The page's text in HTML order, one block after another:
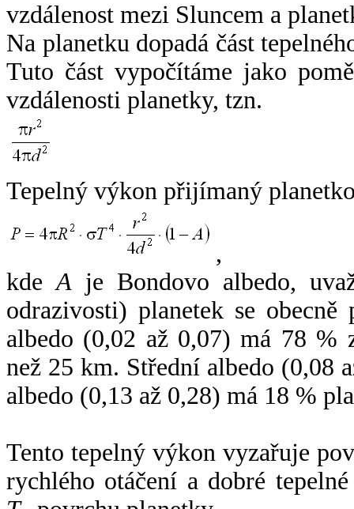
vzdálenost mezi Sluncem a
Na planetku dopadá část
Tuto část vypočítáme jako
vzdálenosti planetky, tzn.
Tepelný výkon přijímaný
,
kdeA je Bondovo albedo,
odrazivosti) planetek se
albedo (0,02 až 0,07) má 78 %
než 25 km. Střední albedo (0,08
albedo (0,13 až 0,28) má 18 %
Tento tepelný výkon vyzařuje
rychlého otáčení a dobré